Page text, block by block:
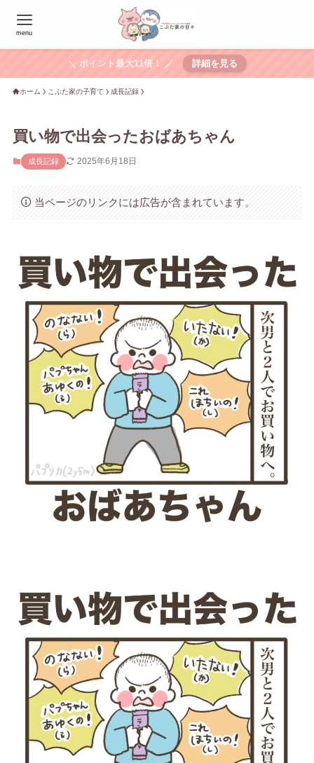
menu
＼ ポイント最大11倍！ ／ 詳細を見る
ホーム こぶた家の子育て 成長記録
買い物で出会ったおばあちゃん
成長記録 2025年6月18日
当ページのリンクには広告が含まれています。